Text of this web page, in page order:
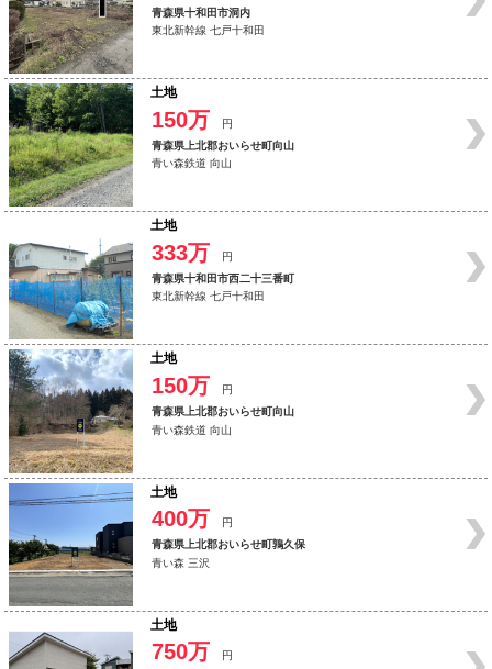
青森県十和田市洞内
東北新幹線 七戸十和田
土地
150万
円
青森県上北郡おいらせ町向山
青い森鉄道 向山
土地
333万
円
青森県十和田市西二十三番町
東北新幹線 七戸十和田
土地
150万
円
青森県上北郡おいらせ町向山
青い森鉄道 向山
土地
400万
円
青森県上北郡おいらせ町鶉久保
青い森 三沢
土地
750万
円